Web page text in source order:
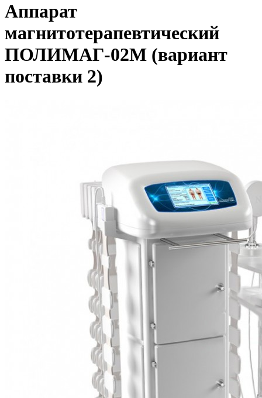
Аппарат
магнитотерапевтический
ПОЛИМАГ-02М (вариант
поставки 2)